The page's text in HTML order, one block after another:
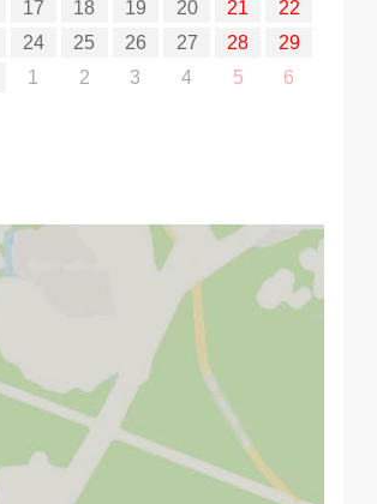
17 18 19 20 21
22
24 25 26 27 28
29
1 2 3 4 5 6